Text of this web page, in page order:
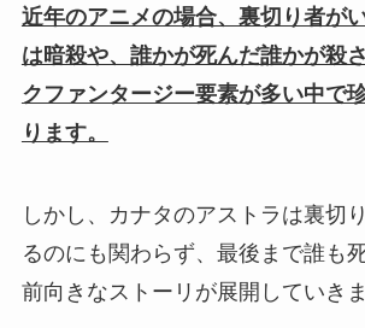
近年のアニメの場合、裏切り者が
は暗殺や、誰かが死んだ誰かが殺
クファンタージー要素が多い中で
ります。
しかし、カナタのアストラは裏切
るのにも関わらず、最後まで誰も
前向きなストーリが展開していきま